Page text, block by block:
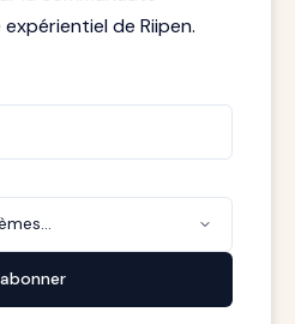
de Riipen.